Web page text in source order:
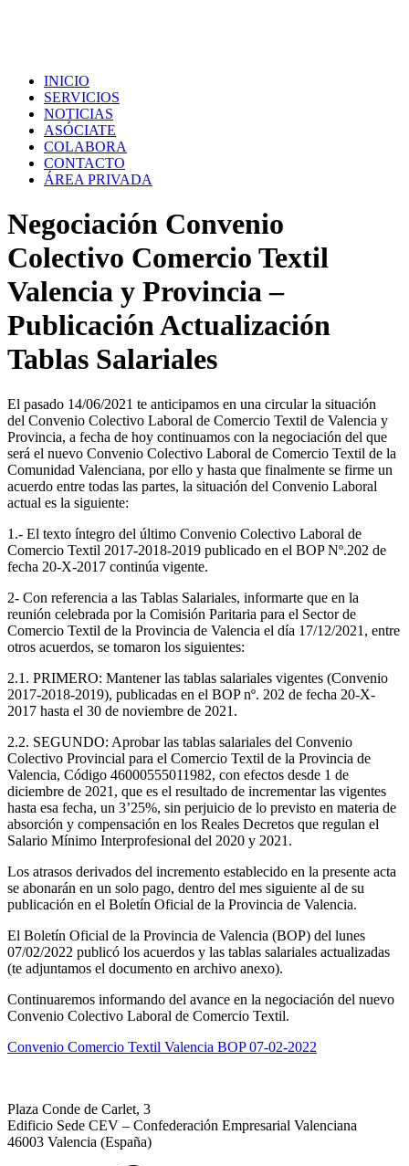
INICIO
SERVICIOS
NOTICIAS
ASÓCIATE
COLABORA
CONTACTO
ÁREA PRIVADA
Negociación Convenio
Colectivo Comercio Textil
Valencia y Provincia –
Publicación Actualización
Tablas Salariales
El pasado 14/06/2021 te anticipamos en una circular la situación
del Convenio Colectivo Laboral de Comercio Textil de Valencia y
Provincia, a fecha de hoy continuamos con la negociación del que
será el nuevo Convenio Colectivo Laboral de Comercio Textil de la
Comunidad Valenciana, por ello y hasta que finalmente se firme un
acuerdo entre todas las partes, la situación del Convenio Laboral
actual es la siguiente:
1.- El texto íntegro del último Convenio Colectivo Laboral de
Comercio Textil 2017-2018-2019 publicado en el BOP Nº.202 de
fecha 20-X-2017 continúa vigente.
2- Con referencia a las Tablas Salariales, informarte que en la
reunión celebrada por la Comisión Paritaria para el Sector de
Comercio Textil de la Provincia de Valencia el día 17/12/2021, entre
otros acuerdos, se tomaron los siguientes:
2.1. PRIMERO: Mantener las tablas salariales vigentes (Convenio
2017-2018-2019), publicadas en el BOP nº. 202 de fecha 20-X-
2017 hasta el 30 de noviembre de 2021.
2.2. SEGUNDO: Aprobar las tablas salariales del Convenio
Colectivo Provincial para el Comercio Textil de la Provincia de
Valencia, Código 46000555011982, con efectos desde 1 de
diciembre de 2021, que es el resultado de incrementar las vigentes
hasta esa fecha, un 3’25%, sin perjuicio de lo previsto en materia de
absorción y compensación en los Reales Decretos que regulan el
Salario Mínimo Interprofesional del 2020 y 2021.
Los atrasos derivados del incremento establecido en la presente acta
se abonarán en un solo pago, dentro del mes siguiente al de su
publicación en el Boletín Oficial de la Provincia de Valencia.
El Boletín Oficial de la Provincia de Valencia (BOP) del lunes
07/02/2022 publicó los acuerdos y las tablas salariales actualizadas
(te adjuntamos el documento en archivo anexo).
Continuaremos informando del avance en la negociación del nuevo
Convenio Colectivo Laboral de Comercio Textil.
Convenio Comercio Textil Valencia BOP 07-02-2022
Plaza Conde de Carlet, 3
Edificio Sede CEV – Confederación Empresarial Valenciana
46003 Valencia (España)